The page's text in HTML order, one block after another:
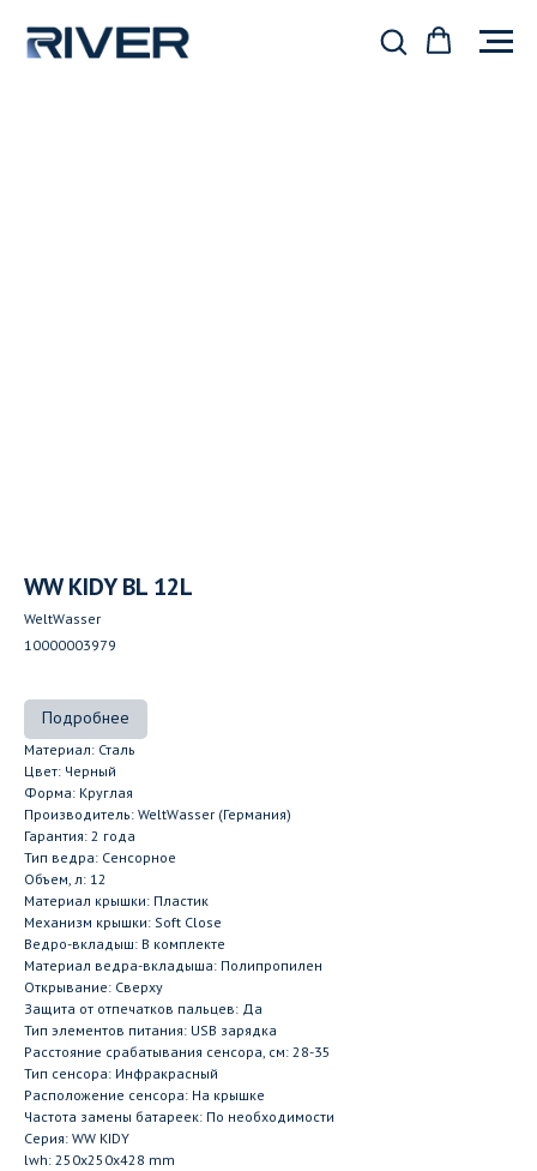
WW KIDY BL 12L
WeltWasser
10000003979
Подробнее
Материал: Сталь
Цвет: Черный
Форма: Круглая
Производитель: WeltWasser (Германия)
Гарантия: 2 года
Тип ведра: Сенсорное
Объем, л: 12
Материал крышки: Пластик
Механизм крышки: Soft Close
Ведро-вкладыш: В комплекте
Материал ведра-вкладыша: Полипропилен
Открывание: Сверху
Защита от отпечатков пальцев: Да
Тип элементов питания: USB зарядка
Расстояние срабатывания сенсора, см: 28-35
Тип сенсора: Инфракрасный
Расположение сенсора: На крышке
Частота замены батареек: По необходимости
Серия: WW KIDY
lwh: 250x250x428 mm